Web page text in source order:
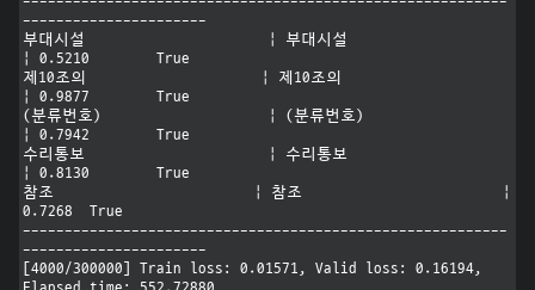
----------------------
부대시설                      | 부대시설
| 0.5210	True
제10조의                     | 제10조의
| 0.9877	True
(분류번호)                    | (분류번호)
| 0.7942	True
수리통보                      | 수리통보
| 0.8130	True
참조                        | 참조                        |
0.7268	True
----------------------------------------------------------
----------------------
[4000/300000] Train loss: 0.01571, Valid loss: 0.16194,